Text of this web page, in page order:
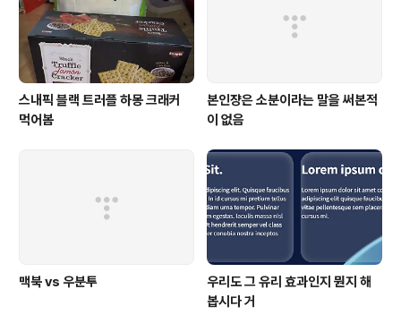
스내픽 블랙 트러플 하몽 크래커
먹어봄
본인쟝은 소분이라는 말을 써본적
이 없음
맥북 vs 우분투
우리도 그 유리 효과인지 뭔지 해
봅시다 거